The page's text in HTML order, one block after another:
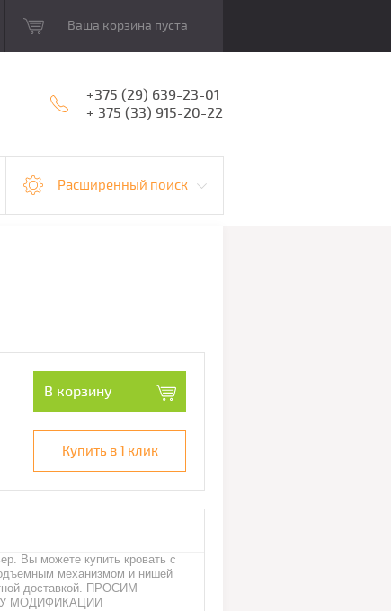
Ваша корзина пуста
+375 (29) 639-23-01
+ 375 (33) 915-20-22
Расширенный поиск
В корзину
Купить в 1 клик
Вы можете купить кровать с
механизмом и нишей
доставкой. ПРОСИМ
МОДИФИКАЦИИ